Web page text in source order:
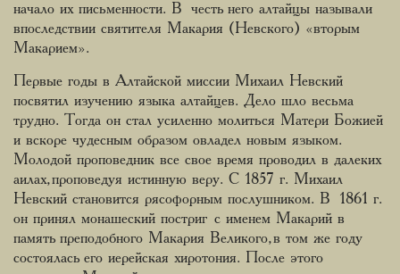
начало их письменности. В честь него алтайцы называли
впоследствии святителя Макария (Невского) «вторым
Макарием».
Первые годы в Алтайской миссии Михаил Невский
посвятил изучению языка алтайцев. Дело шло весьма
трудно. Тогда он стал усиленно молиться Матери Божией
и вскоре чудесным образом овладел новым языком.
Молодой проповедник все свое время проводил в далеких
аилах, проповедуя истинную веру. С 1857 г. Михаил
Невский становится рясофорным послушником. В 1861 г.
он принял монашеский постриг с именем Макарий в
память преподобного Макария Великого, в том же году
состоялась его иерейская хиротония. После этого